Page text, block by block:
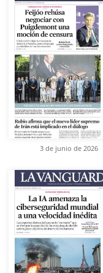
3 de junio de 2026